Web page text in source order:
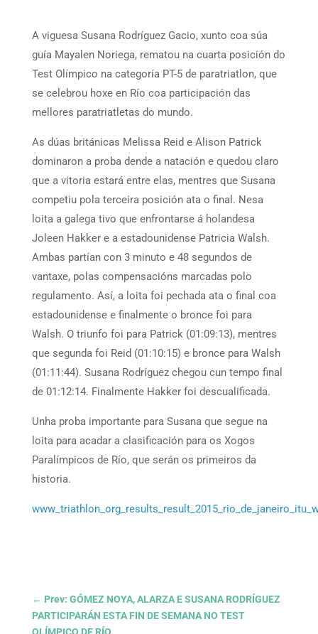
A viguesa Susana Rodríguez Gacio, xunto coa súa
guía Mayalen Noriega, rematou na cuarta posición do
Test Olímpico na categoría PT-5 de paratriatlon, que
se celebrou hoxe en Río coa participación das
mellores paratriatletas do mundo.
As dúas británicas Melissa Reid e Alison Patrick
dominaron a proba dende a natación e quedou claro
que a vitoria estará entre elas, mentres que Susana
competiu pola terceira posición ata o final. Nesa
loita a galega tivo que enfrontarse á holandesa
Joleen Hakker e a estadounidense Patricia Walsh.
Ambas partían con 3 minuto e 48 segundos de
vantaxe, polas compensacións marcadas polo
regulamento. Así, a loita foi pechada ata o final coa
estadounidense e finalmente o bronce foi para
Walsh. O triunfo foi para Patrick (01:09:13), mentres
que segunda foi Reid (01:10:15) e bronce para Walsh
(01:11:44). Susana Rodríguez chegou cun tempo final
de 01:12:14. Finalmente Hakker foi descualificada.
Unha proba importante para Susana que segue na
loita para acadar a clasificación para os Xogos
Paralímpicos de Río, que serán os primeiros da
historia.
← Prev: GÓMEZ NOYA, ALARZA E SUSANA RODRÍGUEZ
PARTICIPARÁN ESTA FIN DE SEMANA NO TEST